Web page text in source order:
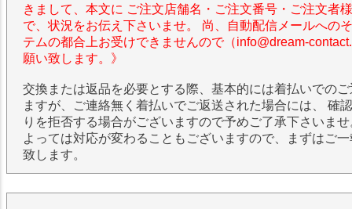
きまして、本文に ご注文店舗名・ご注文番号・ご注文者
で、状況をお伝え下さいませ。 尚、自動配信メールへの
テムの都合上お受けできませんので（info@dream-
願い致します。》
交換または返品を必要とする際、基本的には着払いでの
ますが、ご連絡無く着払いでご返送された場合には、 確
りを拒否する場合がございますので予めご了承下さいま
よっては対応が変わることもございますので、まずはご
致します。